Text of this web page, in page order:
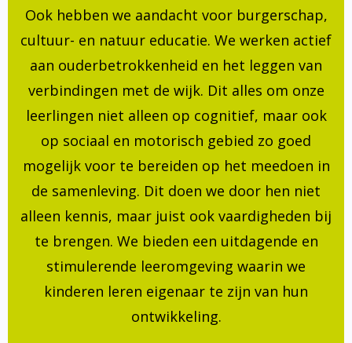
Ook hebben we aandacht voor burgerschap,
cultuur- en natuur educatie. We werken actief
aan ouderbetrokkenheid en het leggen van
verbindingen met de wijk. Dit alles om onze
leerlingen niet alleen op cognitief, maar ook
op sociaal en motorisch gebied zo goed
mogelijk voor te bereiden op het meedoen in
de samenleving. Dit doen we door hen niet
alleen kennis, maar juist ook vaardigheden bij
te brengen. We bieden een uitdagende en
stimulerende leeromgeving waarin we
kinderen leren eigenaar te zijn van hun
ontwikkeling.